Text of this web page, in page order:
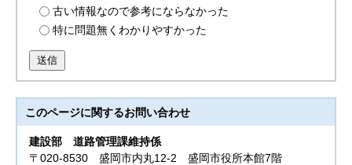
古い情報なので参考にならなかった
特に問題無くわかりやすかった
送信
このページに関するお問い合わせ
建設部道路管理課維持係
〒020-8530 盛岡市内丸12-2 盛岡市役所本館7階